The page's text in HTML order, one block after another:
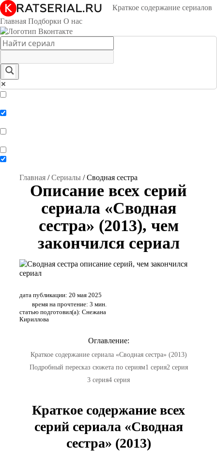
Краткое содержание сериалов
Главная Подборки О нас
Главная /Сериалы /Сводная сестра
Описание всех серий
сериала «Сводная
сестра» (2013), чем
закончился сериал
дата публикации: 20 мая 2025
время на прочтение: 3 мин.
статью подготовил(а): Снежана
Кириллова
Оглавление:
Краткое содержание сериала «Сводная сестра» (2013)
Подробный пересказ сюжета по сериям1 серия2 серия
3 серия4 серия
Краткое содержание всех
серий сериала «Сводная
сестра» (2013)